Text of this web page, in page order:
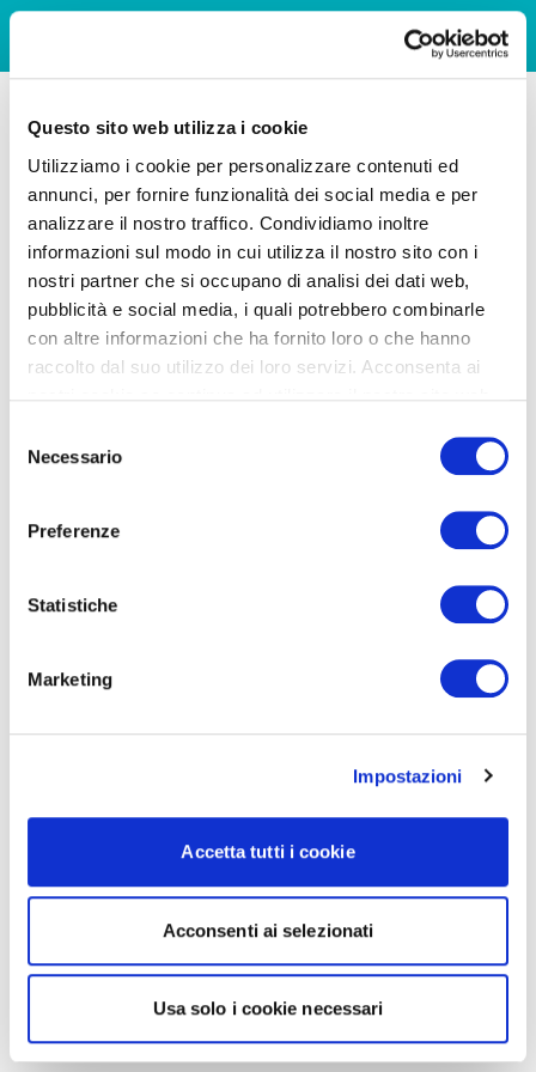
Questo sito web utilizza i cookie
Utilizziamo i cookie per personalizzare contenuti ed
annunci, per fornire funzionalità dei social media e per
analizzare il nostro traffico. Condividiamo inoltre
informazioni sul modo in cui utilizza il nostro sito con i
nostri partner che si occupano di analisi dei dati web,
pubblicità e social media, i quali potrebbero combinarle
con altre informazioni che ha fornito loro o che hanno
raccolto dal suo utilizzo dei loro servizi. Acconsenta ai
delNecessario
Preferenze
Statistiche
Marketing
Impostazioni
Accetta tutti i cookie
Acconsenti ai selezionati
Usa solo i cookie necessari